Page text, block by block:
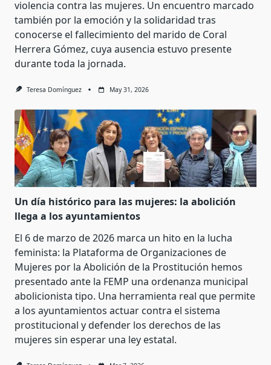
violencia contra las mujeres. Un encuentro marcado
también por la emoción y la solidaridad tras
conocerse el fallecimiento del marido de Coral
Herrera Gómez, cuya ausencia estuvo presente
durante toda la jornada.
Teresa Domínguez May 31, 2026
Un día histórico para las mujeres: la abolición
llega a los ayuntamientos
El 6 de marzo de 2026 marca un hito en la lucha
feminista: la Plataforma de Organizaciones de
Mujeres por la Abolición de la Prostitución hemos
presentado ante la FEMP una ordenanza municipal
abolicionista tipo. Una herramienta real que permite
a los ayuntamientos actuar contra el sistema
prostitucional y defender los derechos de las
mujeres sin esperar una ley estatal.